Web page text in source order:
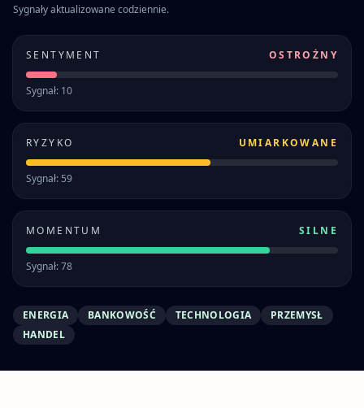
Sygnały aktualizowane codziennie.
SENTYMENT OSTROŻNY
Sygnał: 10
RYZYKO UMIARKOWANE
Sygnał: 59
MOMENTUM SILNE
Sygnał: 78
ENERGIA BANKOWOŚĆ TECHNOLOGIA
PRZEMYSŁ
HANDEL